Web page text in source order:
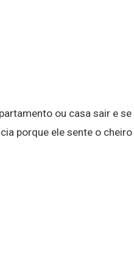
ou casa sair e se
porque ele sente o cheiro